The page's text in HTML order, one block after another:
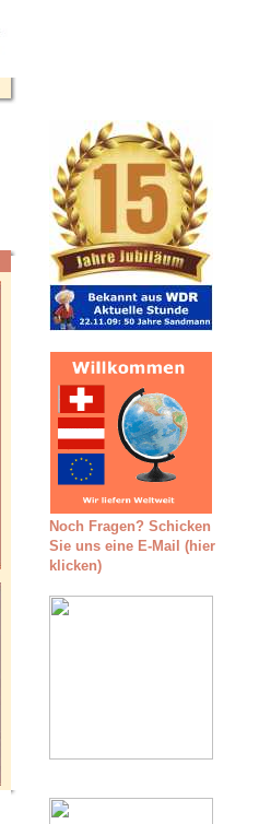
Noch Fragen? Schicken
Sie uns eine E-Mail (hier
klicken)